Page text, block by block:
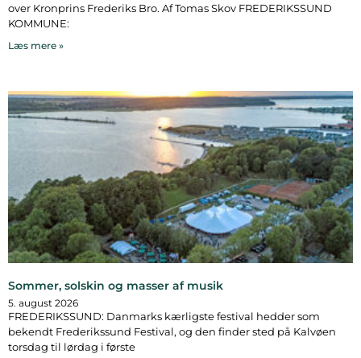
over Kronprins Frederiks Bro. Af Tomas Skov FREDERIKSSUND
KOMMUNE:
Læs mere »
Sommer, solskin og masser af musik
5. august 2026
FREDERIKSSUND: Danmarks kærligste festival hedder som
bekendt Frederikssund Festival, og den finder sted på Kalvøen
torsdag til lørdag i første